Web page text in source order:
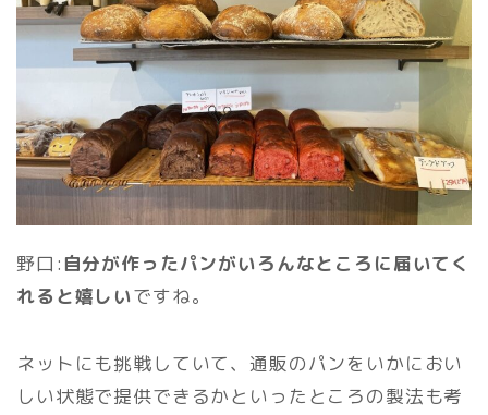
野口:自分が作ったパンがいろんなところに届いてく
れると嬉しいですね。
ネットにも挑戦していて、通販のパンをいかにおい
しい状態で提供できるかといったところの製法も考